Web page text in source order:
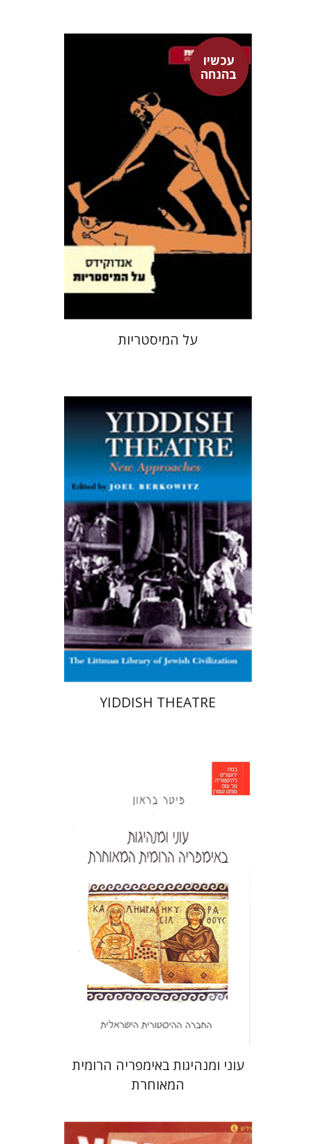
עכשיו
בהנחה
דבורה גילולה
עכשיו בהנחה
$15
על המיסטריות
Joel Berkowitz
הנחת אתר ספר מודפס
$44
$40
YIDDISH THEATRE
פיטר בראון
הנחת אתר ספר מודפס
$25
$22
עוני ומנהיגות באימפריה הרומית
המאוחרת